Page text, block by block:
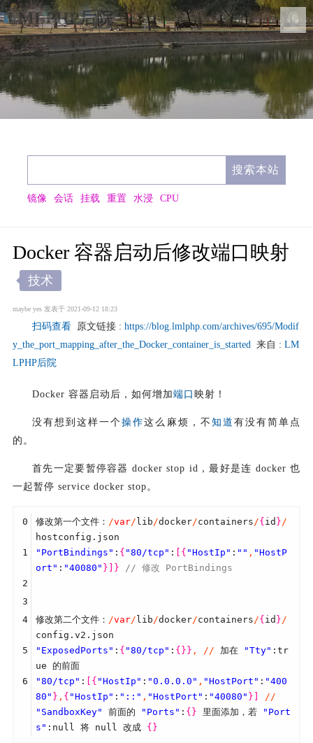
LMLPHP后院
镜像 会话 挂载 重置 水浸 CPU
Docker 容器启动后修改端口映射
技术
maybe yes 发表于 2021-09-12 18:23
扫码查看 原文链接 : https://blog.lmlphp.com/archives/695/Modif
y_the_port_mapping_after_the_Docker_container_is_started 来自 : LM
LPHP后院
Docker 容器启动后，如何增加端口 映射！
没有想到这样一个操作这么麻烦，不 知道 有没有简单点
的。
首先一定要暂停容器 docker stop id，最好是连 docker 也
一起暂停 service docker stop。
0
1
2
3
4
5
6
修改第一个文件： /var/ lib/docker/containers/{ id }/
hostconfig.json
"PortBindings" : { "80/tcp" : { "HostIp" : "" , "HostP
ort" : "40080" } } // 修改 PortBindings
修改第二个文件： /var/ lib/docker/containers/{ id }/
config.v2.json
"ExposedPorts" : { "80/tcp" : { } } , // 加在 "Tty" :tr
ue 的前面
"80/tcp" : { "HostIp" : "0.0.0.0" , "HostPort" : "400
80" } , { "HostIp" : "::" , "HostPort" : "40080" } //
"SandboxKey"
前面的 "Ports" : { } 里面添加，若
"Port
s" :null 将 null 改成 { }